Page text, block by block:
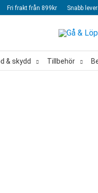
Fri frakt från 899kr Snabb
& skydd Tillbehör